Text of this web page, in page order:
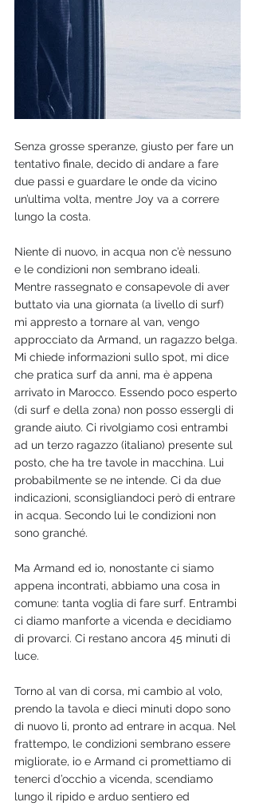
Senza grosse speranze, giusto per fare un
tentativo finale, decido di andare a fare
due passi e guardare le onde da vicino
un’ultima volta, mentre Joy va a correre
lungo la costa.
Niente di nuovo, in acqua non c’è nessuno
e le condizioni non sembrano ideali.
Mentre rassegnato e consapevole di aver
buttato via una giornata (a livello di surf)
mi appresto a tornare al van, vengo
approcciato da Armand, un ragazzo belga.
Mi chiede informazioni sullo spot, mi dice
che pratica surf da anni, ma è appena
arrivato in Marocco. Essendo poco esperto
(di surf e della zona) non posso essergli di
grande aiuto. Ci rivolgiamo così entrambi
ad un terzo ragazzo (italiano) presente sul
posto, che ha tre tavole in macchina. Lui
probabilmente se ne intende. Ci da due
indicazioni, sconsigliandoci però di entrare
in acqua. Secondo lui le condizioni non
sono granché.
Ma Armand ed io, nonostante ci siamo
appena incontrati, abbiamo una cosa in
comune: tanta voglia di fare surf. Entrambi
ci diamo manforte a vicenda e decidiamo
di provarci. Ci restano ancora 45 minuti di
luce.
Torno al van di corsa, mi cambio al volo,
prendo la tavola e dieci minuti dopo sono
di nuovo li, pronto ad entrare in acqua. Nel
frattempo, le condizioni sembrano essere
migliorate, io e Armand ci promettiamo di
tenerci d’occhio a vicenda, scendiamo
lungo il ripido e arduo sentiero ed